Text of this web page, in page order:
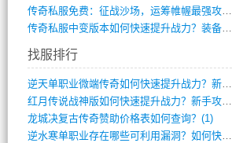
传奇私服免费：征战沙场，运筹帷幄最强攻城(516)
传奇私服中变版本如何快速提升战力？装备强(1012)
找服排行
逆天单职业微端传奇如何快速提升战力？新手(2)
红月传说战神版如何快速提升战力？新手攻略(2)
龙城决复古传奇赞助价格表如何查询？(1)
逆水寒单职业存在哪些可利用漏洞？如何快速(1)